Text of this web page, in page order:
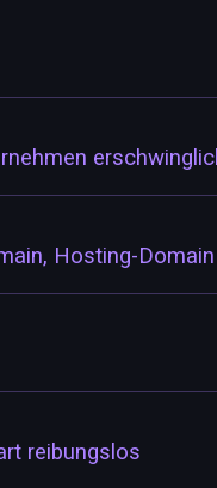
Hosting-
reibungslos